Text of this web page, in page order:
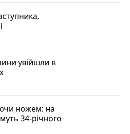
увійшли в
ножем: на
34-річного